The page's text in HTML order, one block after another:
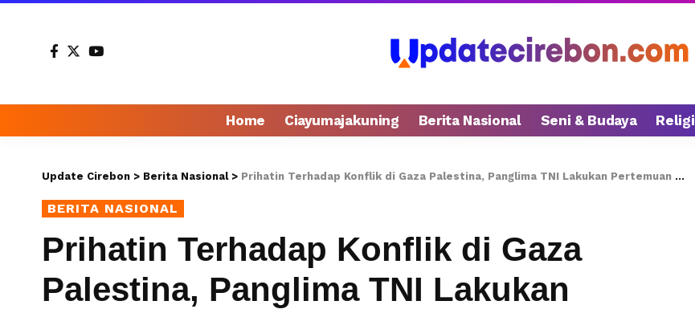
Home Ciayumajakuning Berita Nasional Seni & Budaya Religi
Update Cirebon > Berita Nasional> Prihatin Terhadap Konflik di Gaza Palestina, Panglima TNI Lakukan Pertemuan dengan Panglima Militer Kerajaan Saudi
BERITA NASIONAL
Prihatin Terhadap Konflik di Gaza
Palestina, Panglima TNI Lakukan